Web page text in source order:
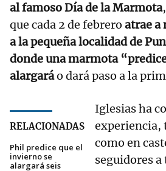
al famoso Día de la Marmota
que cada 2 de febrero atrae a
a la pequeña localidad de
donde una marmota
alargaráo dará paso a la
RELACIONADAS
Phil predice que el
invierno se
alargará seis
Iglesias ha
experiencia,
como en
seguidores a